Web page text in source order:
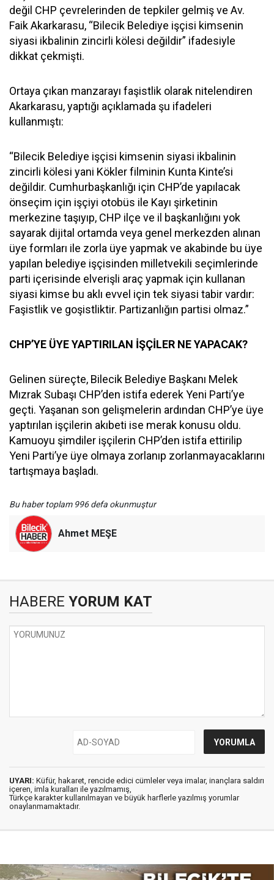
değil CHP çevrelerinden de tepkiler gelmiş ve Av.
Faik Akarkarasu, “Bilecik Belediye işçisi kimsenin
siyasi ikbalinin zincirli kölesi değildir” ifadesiyle
dikkat çekmişti.
Ortaya çıkan manzarayı faşistlik olarak nitelendiren
Akarkarasu, yaptığı açıklamada şu ifadeleri
kullanmıştı:
“Bilecik Belediye işçisi kimsenin siyasi ikbalinin
zincirli kölesi yani Kökler filminin Kunta Kinte’si
değildir. Cumhurbaşkanlığı için CHP’de yapılacak
önseçim için işçiyi otobüs ile Kayı şirketinin
merkezine taşıyıp, CHP ilçe ve il başkanlığını yok
sayarak dijital ortamda veya genel merkezden alınan
üye formları ile zorla üye yapmak ve akabinde bu üye
yapılan belediye işçisinden milletvekili seçimlerinde
parti içerisinde elverişli araç yapmak için kullanan
siyasi kimse bu aklı evvel için tek siyasi tabir vardır:
Faşistlik ve goşistliktir. Partizanlığın partisi olmaz.”
CHP’YE ÜYE YAPTIRILAN İŞÇİLER NE YAPACAK?
Gelinen süreçte, Bilecik Belediye Başkanı Melek
Mızrak Subaşı CHP’den istifa ederek Yeni Parti’ye
geçti. Yaşanan son gelişmelerin ardından CHP’ye üye
yaptırılan işçilerin akıbeti ise merak konusu oldu.
Kamuoyu şimdiler işçilerin CHP’den istifa ettirilip
Yeni Parti’ye üye olmaya zorlanıp zorlanmayacaklarını
tartışmaya başladı.
Bu haber toplam 996 defa okunmuştur
Ahmet MEŞE
HABERE YORUM KAT
UYARI: Küfür, hakaret, rencide edici cümleler veya imalar, inançlara saldırı
içeren, imla kuralları ile yazılmamış,
Türkçe karakter kullanılmayan ve büyük harflerle yazılmış yorumlar
onaylanmamaktadır.